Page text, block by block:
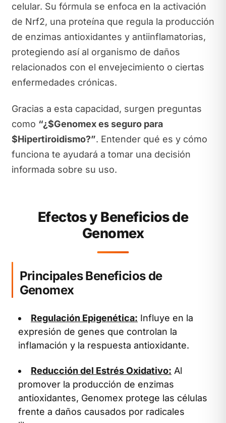
celular. Su fórmula se enfoca en la activación
de Nrf2, una proteína que regula la producción
de enzimas antioxidantes y antiinflamatorias,
protegiendo así al organismo de daños
relacionados con el envejecimiento o ciertas
enfermedades crónicas.
Gracias a esta capacidad, surgen preguntas
como “¿$Genomex es seguro para
$Hipertiroidismo?”. Entender qué es y cómo
funciona te ayudará a tomar una decisión
informada sobre su uso.
Efectos y Beneficios de
Genomex
Principales Beneficios de
Genomex
Regulación Epigenética: Influye en la
expresión de genes que controlan la
inflamación y la respuesta antioxidante.
Reducción del Estrés Oxidativo: Al
promover la producción de enzimas
antioxidantes, Genomex protege las células
frente a daños causados por radicales